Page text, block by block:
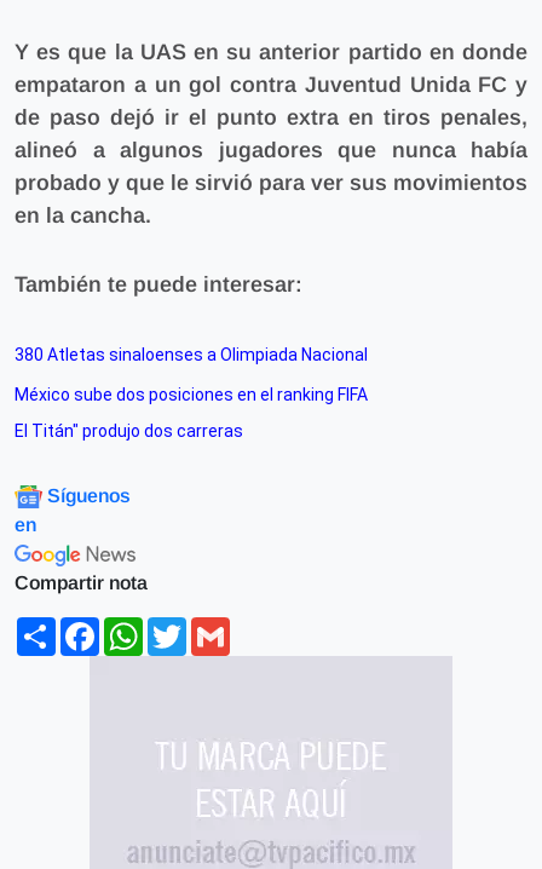
Y es que la UAS en su anterior partido en donde
empataron a un gol contra Juventud Unida FC y
de paso dejó ir el punto extra en tiros penales,
alineó a algunos jugadores que nunca había
probado y que le sirvió para ver sus movimientos
en la cancha.
También te puede interesar:
380 Atletas sinaloenses a Olimpiada Nacional
México sube dos posiciones en el ranking FIFA
El Titán" produjo dos carreras
Síguenos
en
Compartir nota
ShareFacebookWhatsApp
Twitter